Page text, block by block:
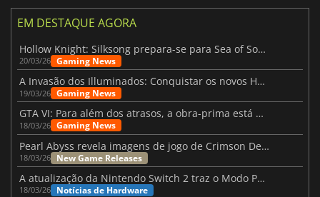
EM DESTAQUE AGORA
Hollow Knight: Silksong prepara-se para Sea of Sorrow com um patch
20/03/26 Gaming News
A Invasão dos Illuminados: Conquistar os novos Helldivers 2 Atualização!
19/03/26 Gaming News
GTA VI: Para além dos atrasos, a obra-prima está quase a chegar
18/03/26 Gaming News
Pearl Abyss revela imagens de jogo de Crimson Desert para a PS5
18/03/26 New Game Releases
A atualização da Nintendo Switch 2 traz o Modo Portátil aos jogos mais antigos da Switch
18/03/26 Notícias de Hardware